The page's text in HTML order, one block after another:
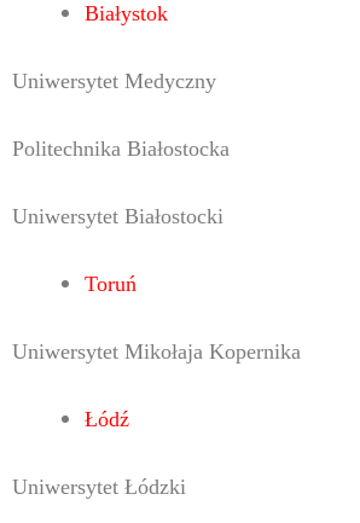
Białystok
Uniwersytet Medyczny
Politechnika Białostocka
Uniwersytet Białostocki
Toruń
Uniwersytet Mikołaja Kopernika
Łódź
Uniwersytet Łódzki